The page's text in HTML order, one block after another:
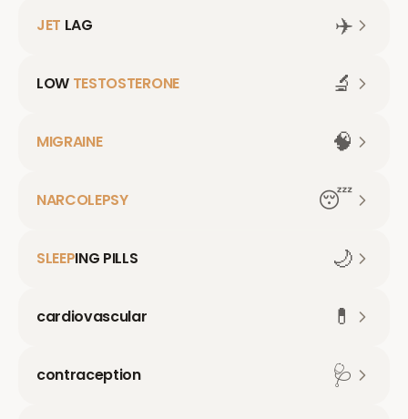
JET LAG ✈️
LOW TESTOSTERONE 🔬
MIGRAINE 🧠
NARCOLEPSY 😴
SLEEPING PILLS 🌙
cardiovascular 💊
contraception
🩺